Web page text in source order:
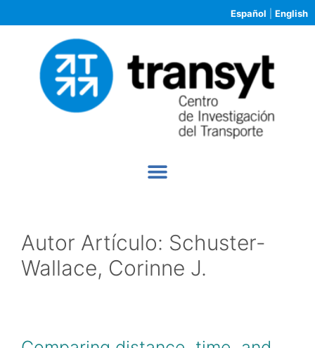
Español English
Autor Artículo: Schuster-
Wallace, Corinne J.